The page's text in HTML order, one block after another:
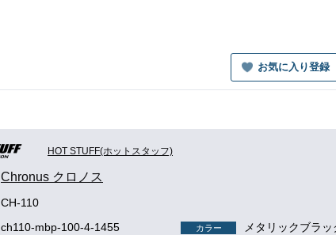
お気に入り登録
HOT STUFF(ホットスタッフ)
Chronus クロノス
CH-110
ch110-mbp-100-4-1455 カラー
メタリックブラッ